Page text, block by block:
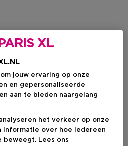
XL
jouw ervaring op onze
en gepersonaliseerde
aan te bieden naargelang
het verkeer op onze
informatie over hoe iedereen
beweegt. Lees ons